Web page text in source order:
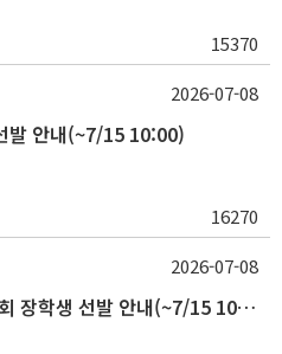
15370
발 안내(~7/15 10:00)
16270
2026-07-08
2026학년도 2학기 삼일장학회 장학생 선발 안내(~7/15 10:00)
2026-07-08